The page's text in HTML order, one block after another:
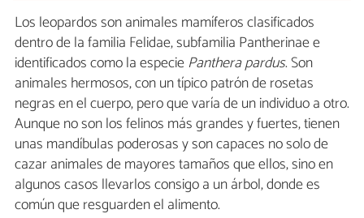
Los leopardos son animales mamíferos clasificados
dentro de la familia Felidae, subfamilia Pantherinae e
identificados como la especiePanthera pardus. Son
animales hermosos, con un típico patrón de rosetas
negras en el cuerpo, pero que varía de un individuo a otro.
Aunque no son los felinos más grandes y fuertes, tienen
unas mandíbulas poderosas y son capaces no solo de
cazar animales de mayores tamaños que ellos, sino en
algunos casos llevarlos consigo a un árbol, donde es
común que resguarden el alimento.